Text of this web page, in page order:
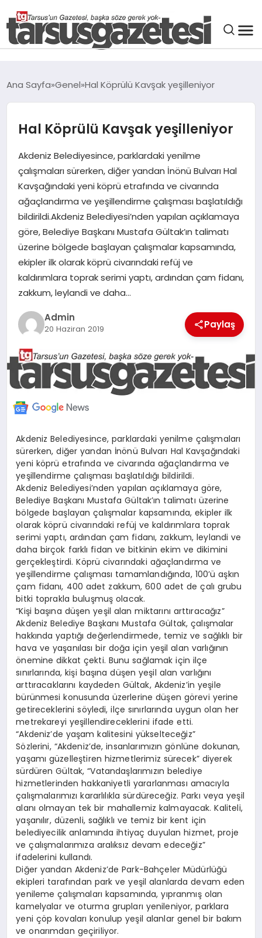
SPOR
ASAYIŞ
DÜNYA
SIYASET
EKONOMI
MERSIN
EĞITIM
Ana Sayfa Genel Hal Köprülü Kavşak yeşilleniyor
Hal Köprülü Kavşak yeşilleniyor
Akdeniz Belediyesince, parklardaki yenilme
çalışmaları sürerken, diğer yandan İnönü Bulvarı Hal
Kavşağındaki yeni köprü etrafında ve civarında
ağaçlandırma ve yeşillendirme çalışması başlatıldığı
bildirildi.Akdeniz Belediyesi’nden yapılan açıklamaya
göre, Belediye Başkanı Mustafa Gültak’ın talimatı
üzerine bölgede başlayan çalışmalar kapsamında,
ekipler ilk olarak köprü civarındaki refüj ve
kaldırımlara toprak serimi yaptı, ardından çam fidanı,
zakkum, leylandi ve daha…
Admin
20 Haziran 2019 Paylaş
Akdeniz Belediyesince, parklardaki yenilme çalışmaları
sürerken, diğer yandan İnönü Bulvarı Hal Kavşağındaki
yeni köprü etrafında ve civarında ağaçlandırma ve
yeşillendirme çalışması başlatıldığı bildirildi.
Akdeniz Belediyesi’nden yapılan açıklamaya göre,
Belediye Başkanı Mustafa Gültak’ın talimatı üzerine
bölgede başlayan çalışmalar kapsamında, ekipler ilk
olarak köprü civarındaki refüj ve kaldırımlara toprak
serimi yaptı, ardından çam fidanı, zakkum, leylandi ve
daha birçok farklı fidan ve bitkinin ekim ve dikimini
gerçekleştirdi. Köprü civarındaki ağaçlandırma ve
yeşillendirme çalışması tamamlandığında, 100’ü aşkın
çam fidanı, 400 adet zakkum, 600 adet de çalı grubu
bitki toprakla buluşmuş olacak.
“Kişi başına düşen yeşil alan miktarını arttıracağız”
Akdeniz Belediye Başkanı Mustafa Gültak, çalışmalar
hakkında yaptığı değerlendirmede, temiz ve sağlıklı bir
hava ve yaşanılası bir doğa için yeşil alan varlığının
önemine dikkat çekti. Bunu sağlamak için ilçe
sınırlarında, kişi başına düşen yeşil alan varlığını
arttıracaklarını kaydeden Gültak, Akdeniz’in yeşile
bürünmesi konusunda üzerlerine düşen görevi yerine
getireceklerini söyledi, ilçe sınırlarında uygun olan her
metrekareyi yeşillendireceklerini ifade etti.
“Akdeniz’de yaşam kalitesini yükselteceğiz”
Sözlerini, “Akdeniz’de, insanlarımızın gönlüne dokunan,
yaşamı güzelleştiren hizmetlerimiz sürecek” diyerek
sürdüren Gültak, “Vatandaşlarımızın belediye
hizmetlerinden hakkaniyetli yararlanması amacıyla
çalışmalarımızı kararlılıkla sürdüreceğiz. Parkı veya yeşil
alanı olmayan tek bir mahallemiz kalmayacak. Kaliteli,
yaşanılır, düzenli, sağlıklı ve temiz bir kent için
belediyecilik anlamında ihtiyaç duyulan hizmet, proje
ve çalışmalarımıza aralıksız devam edeceğiz”
ifadelerini kullandı.
Diğer yandan Akdeniz’de Park-Bahçeler Müdürlüğü
ekipleri tarafından park ve yeşil alanlarda devam eden
yenileme çalışmaları kapsamında, yıpranmış olan
kamelyalar ve oturma grupları yenileniyor, parklara
yeni çöp kovaları konulup yeşil alanlar genel bir bakım
ve onarımdan geçiriliyor.